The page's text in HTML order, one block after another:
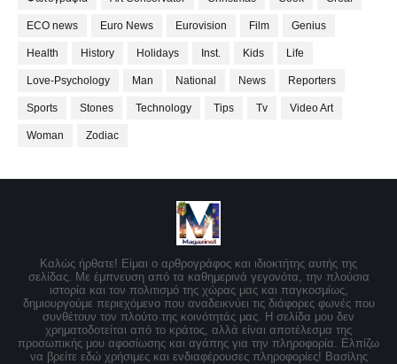
ECO news Euro News Eurovision Film Genius
Health History Holidays Inst. Kids Life
Love-Psychology Man National News Reporters
Sports Stones Technology Tips Tv Video Art
Woman Zodiac
Καλώς ήρθατε! Είμαι ο αρθρογράφος και ιδιοκτήτης αυτής της
σελίδας. Με έμπνευση από τα καθημερινά γεγονότα, την πλούσια
ιστορία και τον πολιτισμό της χώρας μας και παγκοσμίως,
δημιουργούμε περιεχόμενο που αναδεικνύει τις διάφορες φωνές που
συνθέτουν τον πλούτο της κοινότητάς μας. Η σελίδα μου δεν
χρηματοδοτείται από το κράτος, αλλά είναι αποτέλεσμα της
προσωπικής μου αφοσίωσης και αγάπης για την πληροφορία. Ελπίζω
να βρείτε εδώ χρήσιμες και ενδιαφέρουσες πληροφορίες! Βασίλης